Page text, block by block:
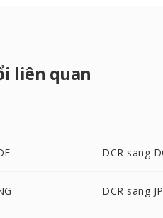
liên quan
DCR sang
DCR sang